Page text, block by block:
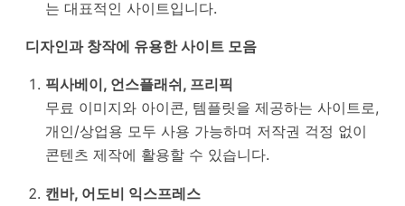
는 대표적인 사이트입니다.
디자인과 창작에 유용한 사이트 모음
픽사베이, 언스플래쉬, 프리픽
무료 이미지와 아이콘, 템플릿을 제공하는 사이트로,
개인/상업용 모두 사용 가능하며 저작권 걱정 없이
콘텐츠 제작에 활용할 수 있습니다.
캔바, 어도비 익스프레스